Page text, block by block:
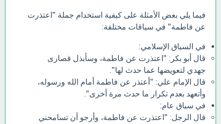
فيما يلي بعض الأمثلة على كيفية استخدام جملة "اعتذرت
عن فاطمة" في سياقات مختلفة:
في السياق الإسلامي:
قال أبو بكر: "اعتذرت عن فاطمة، وسأبذل قصارى
جهدي لتعويضها عما حدث لها".
قال الإمام علي: "أعتذر عن فاطمة أمام الله ورسوله،
وأتعهد بعدم تكرار ما حدث مرة أخرى".
في سياق عام:
قال الرجل: "اعتذرت عن فاطمة، وأرجو أن تسامحني